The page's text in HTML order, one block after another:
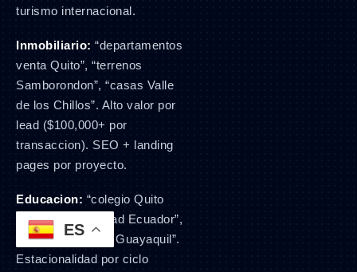
turismo internacional.
Inmobiliario: “departamentos
venta Quito”, “terrenos
Samborondon”, “casas Valle
de los Chillos”. Alto valor por
lead ($100,000+ por
transaccion). SEO + landing
pages por proyecto.
Educacion: “colegio Quito
norte”, “universidad Ecuador”,
“cursos de ingles Guayaquil”.
Estacionalidad por ciclo
ES